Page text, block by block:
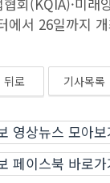
에서 26일까지
뒤로 기사목록
영상뉴스 모아보
페이스북 바로가